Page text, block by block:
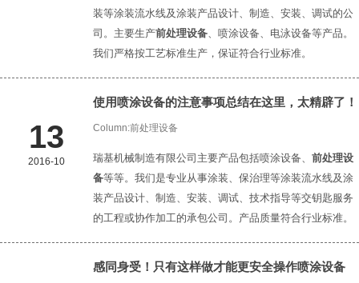
装等涂装流水线及涂装产品设计、制造、安装、调试的公
司。主要生产前处理设备、喷涂设备、电泳设备等产品。
我们严格按工艺标准生产，保证符合行业标准。
13
2016-10
使用喷涂设备的注意事项总结在这里，太精辟了！
Column:前处理设备
瑞基机械制造有限公司主要产品包括喷涂设备、 前处理设
备等等。我们是专业从事涂装、保治理等涂装流水线及涂
装产品设计、制造、安装、调试、技术指导等交钥匙服务
的工程或协作加工的承包公司。产品质量符合行业标准。
感同身受！只有这样做才能更安全操作喷涂设备